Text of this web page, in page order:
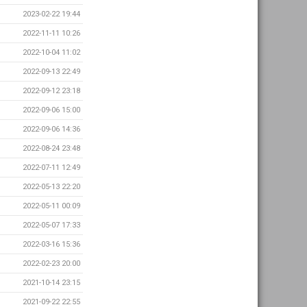
2023-02-22 19:44
2022-11-11 10:26
2022-10-04 11:02
2022-09-13 22:49
2022-09-12 23:18
2022-09-06 15:00
2022-09-06 14:36
2022-08-24 23:48
2022-07-11 12:49
2022-05-13 22:20
2022-05-11 00:09
2022-05-07 17:33
2022-03-16 15:36
2022-02-23 20:00
2021-10-14 23:15
2021-09-22 22:55